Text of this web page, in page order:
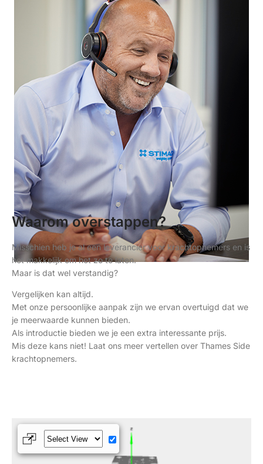
Waarom overstappen?
Misschien heb je al een leverancier voor krachtopnemers en is
het makkelijk om het zo te laten.
Maar is dat wel verstandig?
Vergelijken kan altijd.
Met onze persoonlijke aanpak zijn we ervan overtuigd dat we
je meerwaarde kunnen bieden.
Als introductie bieden we je een extra interessante prijs.
Mis deze kans niet! Laat ons meer vertellen over Thames Side
krachtopnemers.